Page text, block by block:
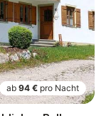
ab 94 € pro Nacht